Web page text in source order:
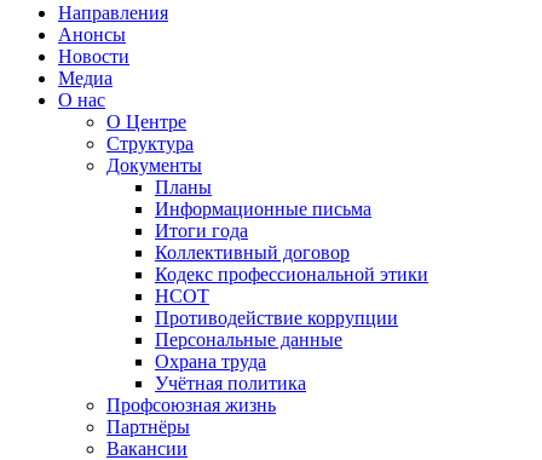
Направления
Анонсы
Новости
Медиа
О нас
О Центре
Структура
Документы
Планы
Информационные письма
Итоги года
Коллективный договор
Кодекс профессиональной этики
НСОТ
Противодействие коррупции
Персональные данные
Охрана труда
Учётная политика
Профсоюзная жизнь
Партнёры
Вакансии